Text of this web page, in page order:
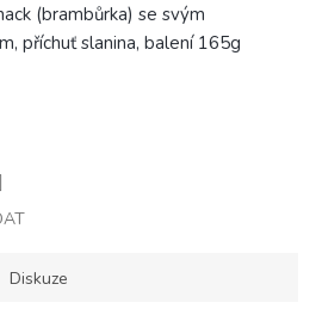
(brambůrka) se svým
příchuť slanina, balení 165g
Diskuze